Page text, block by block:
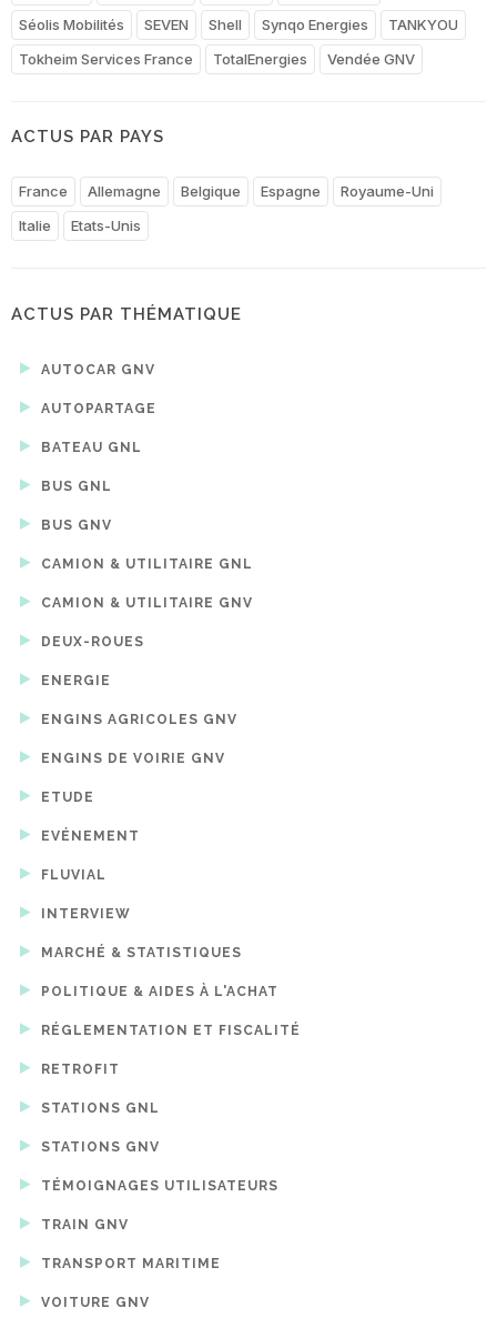
Séolis Mobilités
SEVEN Shell Synqo Energies
TANKYOU
Tokheim Services France
TotalEnergies Vendée GNV
ACTUS PAR PAYS
France Allemagne Belgique Espagne
Royaume-Uni
Italie
Etats-Unis
ACTUS PAR THÉMATIQUE
AUTOCAR GNV
AUTOPARTAGE
BATEAU GNL
BUS GNL
BUS GNV
CAMION & UTILITAIRE GNL
CAMION & UTILITAIRE GNV
DEUX-ROUES
ENERGIE
ENGINS AGRICOLES GNV
ENGINS DE VOIRIE GNV
ETUDE
EVÉNEMENT
FLUVIAL
INTERVIEW
MARCHÉ & STATISTIQUES
POLITIQUE & AIDES À L'ACHAT
RÉGLEMENTATION ET FISCALITÉ
RETROFIT
STATIONS GNL
STATIONS GNV
TÉMOIGNAGES UTILISATEURS
TRAIN GNV
TRANSPORT MARITIME
VOITURE GNV